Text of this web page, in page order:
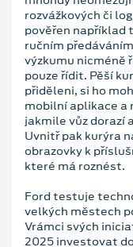
rozvážkových či
pověřen například
ručním
výzkumu nicméně
pouze řídit. Pěší
přiděleni, si ho
mobilní aplikace a
jakmile vůz dorazí
Uvnitř pak kurýra
obrazovky k
které má roznést.
Ford testuje
velkých městech
Vrámci svých
2025 investovat